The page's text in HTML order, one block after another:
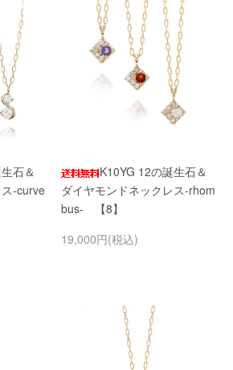
石＆
-curve
K10YG 12の誕生石＆
ダイヤモンドネックレス-rhom
bus- 【8】
19,000円(税込)